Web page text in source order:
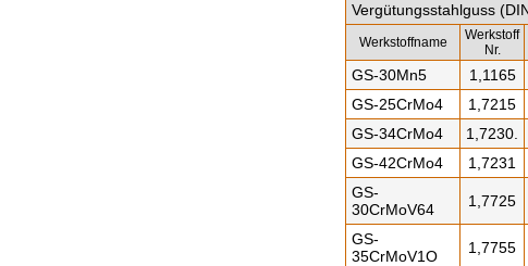
Vergütungsstahlguss
Werkstoffname
Werkstoff
Nr.
GS-30Mn5 1,1165
GS-25CrMo4
1,7215
GS-34CrMo4
1,7230.
GS-42CrMo4
1,7231
GS-
30CrMoV64
1,7725
GS-
35CrMoV1O
1,7755